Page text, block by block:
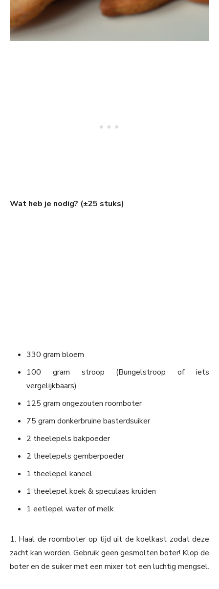
Wat heb je nodig? (±25 stuks)
330 gram bloem
100 gram stroop (Bungelstroop of iets
vergelijkbaars)
125 gram ongezouten roomboter
75 gram donkerbruine basterdsuiker
2 theelepels bakpoeder
2 theelepels gemberpoeder
1 theelepel kaneel
1 theelepel koek & speculaas kruiden
1 eetlepel water of melk
1. Haal de roomboter op tijd uit de koelkast zodat deze
zacht kan worden. Gebruik geen gesmolten boter! Klop de
boter en de suiker met een mixer tot een luchtig mengsel.